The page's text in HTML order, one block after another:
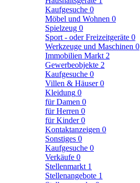
Kaufgesuche 0
Möbel und Wohnen 0
Spielzeug 0
Sport - oder Freizeitgeräte 0
Werkzeuge und Maschinen 0
Immobilien Markt 2
Gewerbeobjekte 2
Kaufgesuche 0
Villen & Häuser0
Kleidung 0
für Damen 0
für Herren 0
für Kinder0
Kontaktanzeigen 0
Sonstiges 0
Kaufgesuche 0
Verkäufe 0
Stellenmarkt 1
Stellenangebote 1